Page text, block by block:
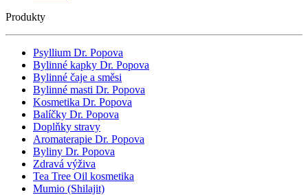
Produkty
Psyllium Dr. Popova
Bylinné kapky Dr. Popova
Bylinné čaje a směsi
Bylinné masti Dr. Popova
Kosmetika Dr. Popova
Balíčky Dr. Popova
Doplňky stravy
Aromaterapie Dr. Popova
Byliny Dr. Popova
Zdravá výživa
Tea Tree Oil kosmetika
Mumio (Shilajit)